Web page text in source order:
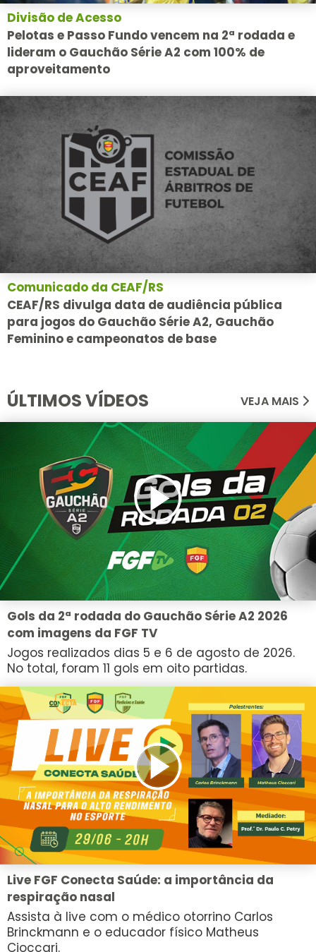
Divisão de Acesso
Pelotas e Passo Fundo vencem na 2ª rodada e
lideram o Gauchão Série A2 com 100% de
aproveitamento
Comunicado da CEAF/RS
CEAF/RS divulga data de audiência pública
para jogos do Gauchão Série A2, Gauchão
Feminino e campeonatos de base
ÚLTIMOS VÍDEOS VEJA MAIS
Gols da 2ª rodada do Gauchão Série A2 2026
com imagens da FGF TV
Jogos realizados dias 5 e 6 de agosto de 2026.
No total, foram 11 gols em oito partidas.
Live FGF Conecta Saúde: a importância da
respiração nasal
Assista à live com o médico otorrino Carlos
Brinckmann e o educador físico Matheus
Cioccari.